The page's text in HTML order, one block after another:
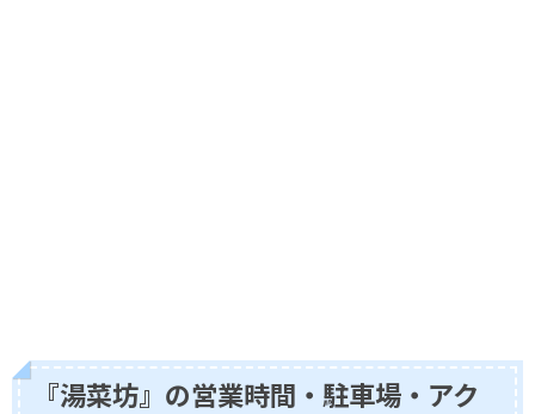
『湯菜坊』の営業時間・駐車場・アク